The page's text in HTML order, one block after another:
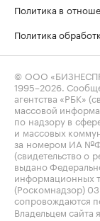
Политика в
Политика
© ООО
1995–2026.
агентства «РБК»
массовой
по надзору в
и массовых
за номером ИА
(свидетельство о
выдано
информационных
(Роскомнадзор)
сопровождаются
Владельцем сайта